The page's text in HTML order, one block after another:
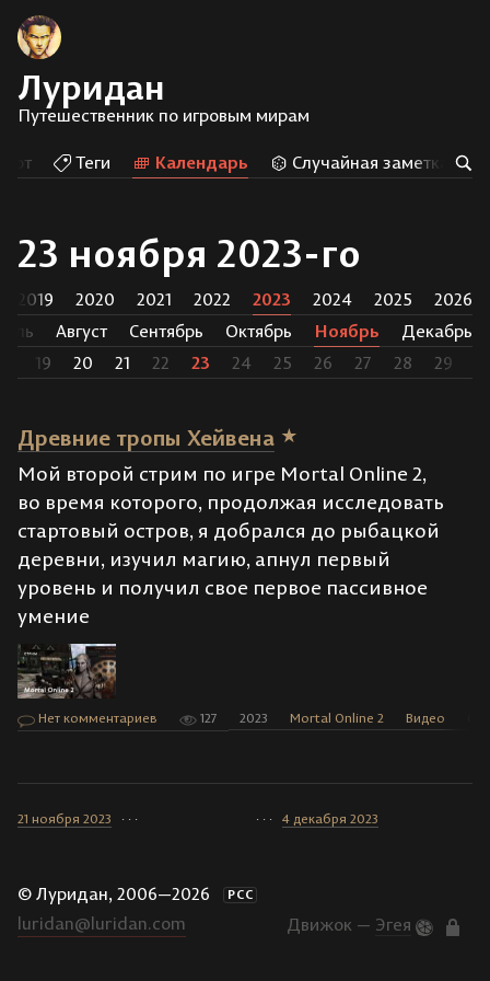
Луридан
Путешественник по игровым мирам
Арт Теги Календарь Случайная заметка
23 ноября 2023-го
2019 2020 2021 2022 2023 2024 2025
2026
Август Сентябрь Октябрь Ноябрь
Декабрь
19 20 21 22 23 24 25 26 27 28 29
Древние тропы Хейвена
Мой второй стрим по игре Mortal Online 2,
во время которого, продолжая исследовать
стартовый остров, я добрался до рыбацкой
деревни, изучил магию, апнул первый
уровень и получил свое первое пассивное
умение
Нет комментариев 127 2023 Mortal Online 2 Видео
21 ноября 2023 · · · · · · 4 декабря 2023
© Луридан, 2006—2026 РСС
luridan@luridan.com Движок — Эгея